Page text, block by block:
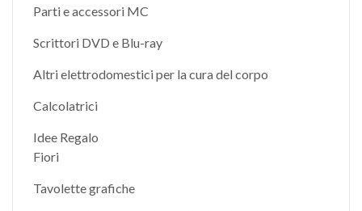
Parti e accessori MC
Scrittori DVD e Blu-ray
Altri elettrodomestici per la cura del corpo
Calcolatrici
Idee Regalo
Fiori
Tavolette grafiche